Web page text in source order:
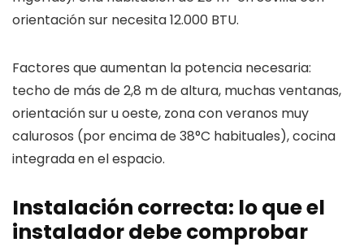
orientación sur necesita 12.000 BTU.
Factores que aumentan la potencia necesaria:
techo de más de 2,8 m de altura, muchas ventanas,
orientación sur u oeste, zona con veranos muy
calurosos (por encima de 38°C habituales), cocina
integrada en el espacio.
Instalación correcta: lo que el
instalador debe comprobar